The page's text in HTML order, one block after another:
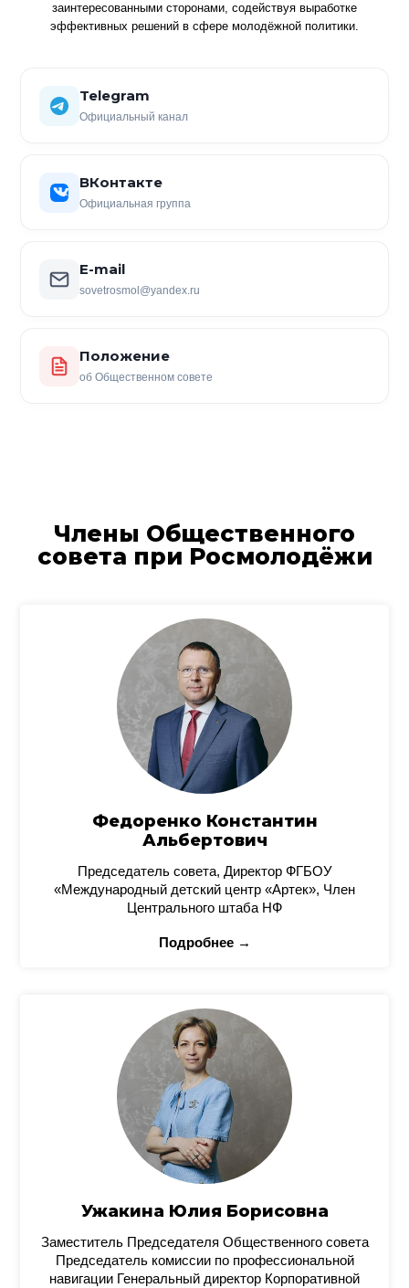
заинтересованными сторонами, содействуя выработке
эффективных решений в сфере молодёжной политики.
Telegram
Официальный канал
ВКонтакте
Официальная группа
E-mail
sovetrosmol@yandex.ru
Положение
об Общественном совете
Члены Общественного
совета при Росмолодёжи
Федоренко Константин
Альбертович
Председатель совета, Директор ФГБОУ
«Международный детский центр «Артек», Член
Центрального штаба НФ
Подробнее →
Ужакина Юлия Борисовна
Заместитель Председателя Общественного совета
Председатель комиссии по профессиональной
навигации Генеральный директор Корпоративной